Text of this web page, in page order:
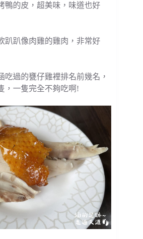
鴨的皮，超美味，味道也好
趴趴像肉雞的雞肉，非常好
吃過的甕仔雞裡排名前幾名，
，一隻完全不夠吃啊!